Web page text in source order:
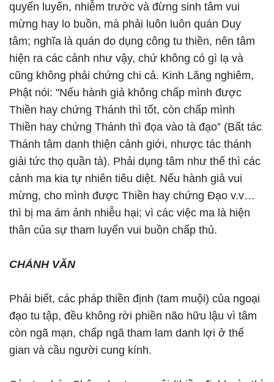
quyến luyến, nhiễm trước và đừng sinh tâm vui
mừng hay lo buồn, mà phải luôn luôn quán Duy
tâm; nghĩa là quán do dụng công tu thiền, nên tâm
hiện ra các cảnh như vậy, chứ không có gì lạ và
cũng không phải chứng chi cả. Kinh Lăng nghiêm,
Phật nói: "Nếu hành giả không chấp mình được
Thiền hay chứng Thánh thì tốt, còn chấp mình
Thiền hay chứng Thánh thì đọa vào tà đạo” (Bất tác
Thánh tâm danh thiện cảnh giới, nhược tác thánh
giải tức thọ quần tà). Phải dụng tâm như thế thì các
cảnh ma kia tự nhiên tiêu diệt. Nếu hành giả vui
mừng, cho mình được Thiền hay chứng Đạo v.v…
thì bị ma ám ảnh nhiễu hại; vì các việc ma là hiện
thân của sự tham luyến vui buồn chấp thủ.
CHÁNH VĂN
Phải biết, các pháp thiền định (tam muội) của ngoại
đạo tu tập, đều không rời phiền não hữu lậu vì tâm
còn ngã mạn, chấp ngã tham lam danh lợi ở thế
gian và cầu người cung kính.